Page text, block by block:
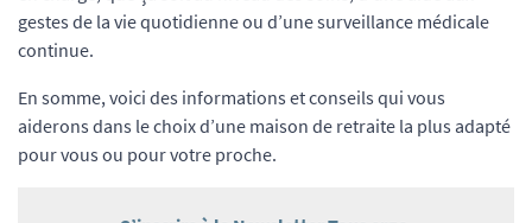
gestes de la vie quotidienne ou d’une surveillance médicale
continue.
En somme, voici des informations et conseils qui vous
aiderons dans le choix d’une maison de retraite la plus adapté
pour vous ou pour votre proche.